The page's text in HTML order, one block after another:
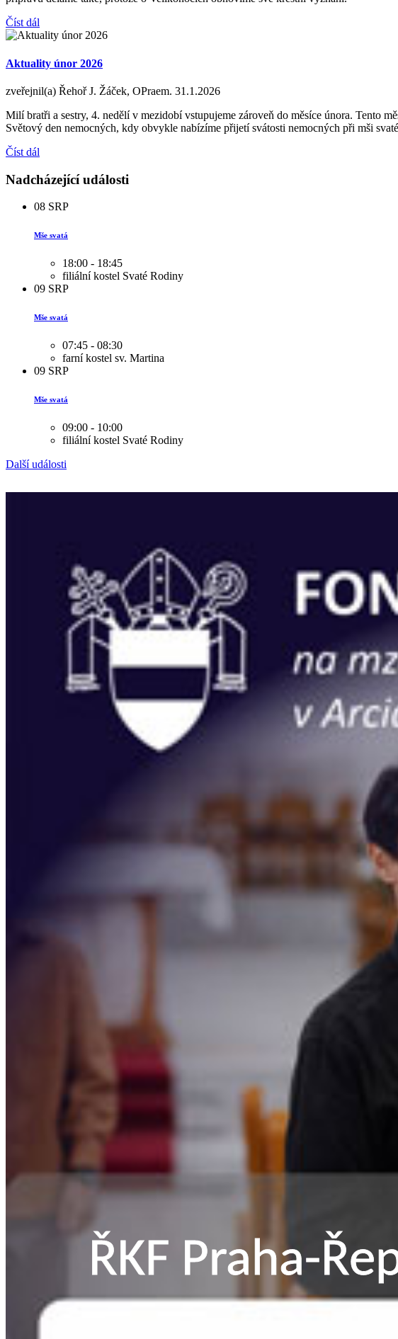
Číst dál
Aktuality únor 2026
zveřejnil(a) Řehoř J. Žáček, OPraem. 31.1.2026
Milí bratři a sestry, 4. nedělí v mezidobí vstupujeme zároveň do měsíce února. Tento
Světový den nemocných, kdy obvykle nabízíme přijetí svátosti nemocných při mši
Číst dál
Nadcházející události
08 SRP
Mše svatá
18:00 - 18:45
filiální kostel Svaté Rodiny
09 SRP
Mše svatá
07:45 - 08:30
farní kostel sv. Martina
09 SRP
Mše svatá
09:00 - 10:00
filiální kostel Svaté Rodiny
Další události